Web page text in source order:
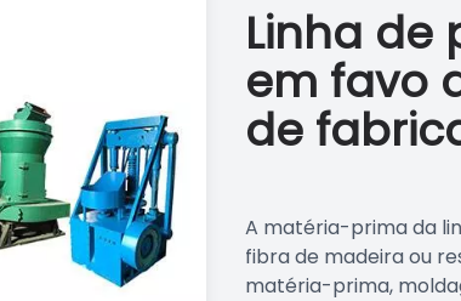
Linha de
em favo
de
A matéria-prima da
fibra de madeira ou
matéria-prima,